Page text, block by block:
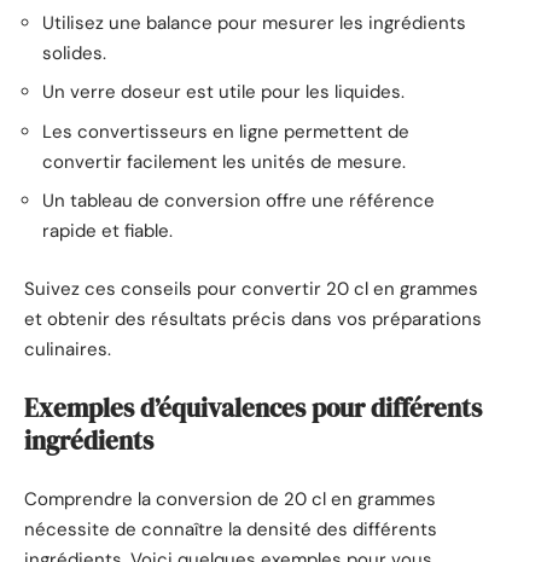
Utilisez une balance pour mesurer les ingrédients
solides.
Un verre doseur est utile pour les liquides.
Les convertisseurs en ligne permettent de
convertir facilement les unités de mesure.
Un tableau de conversion offre une référence
rapide et fiable.
Suivez ces conseils pour convertir 20 cl en grammes
et obtenir des résultats précis dans vos préparations
culinaires.
Exemples d’équivalences pour différents
ingrédients
Comprendre la conversion de 20 cl en grammes
nécessite de connaître la densité des différents